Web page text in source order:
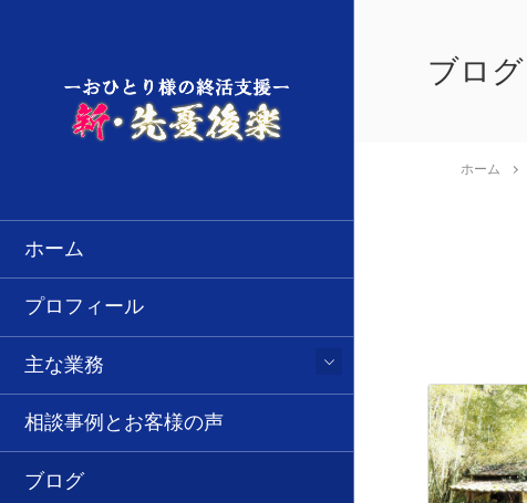
ホーム
プロフィール
主な業務
相談事例とお客様の声
ブログ
ブログ
ホーム